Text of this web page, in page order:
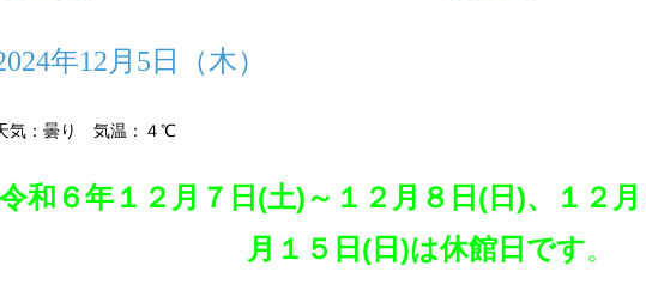
年12月5日（木）
気：曇り 気温：４℃
令和６年 １２月７日(土)～１２月８日(日)、１２
月１５日(日)は休館日です。